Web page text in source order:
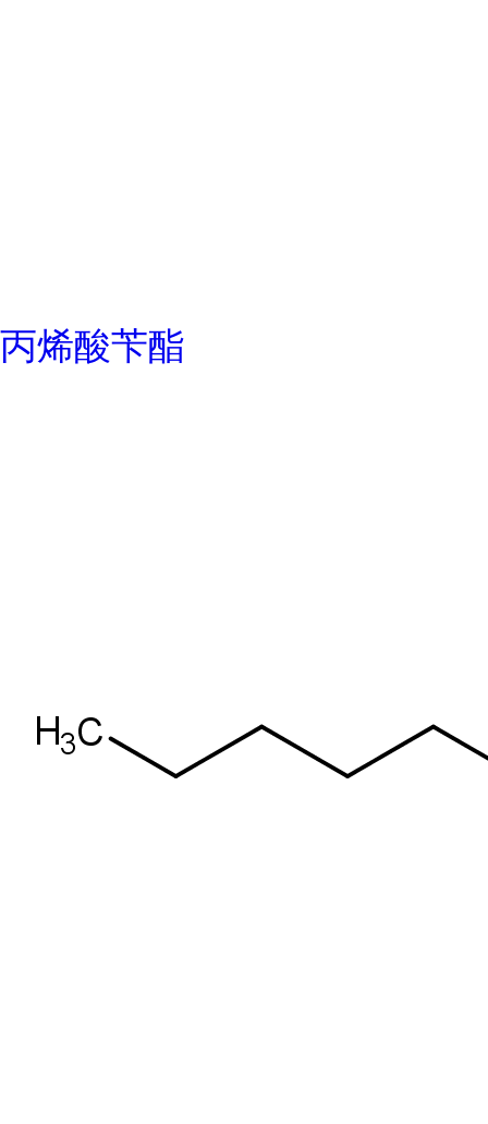
丙烯酸苄酯